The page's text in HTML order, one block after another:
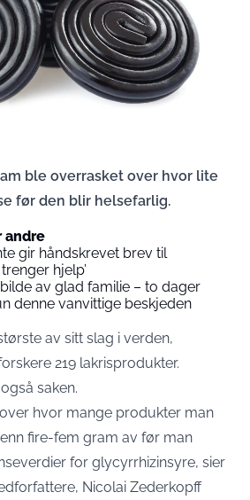
ble overrasket over hvor lite
før den blir helsefarlig.
andre
gir håndskrevet brev til
hjelp’
av glad familie – to dager
denne vanvittige beskjeden
av sitt slag i verden,
219 lakrisprodukter.
saken.
hvor mange produkter man
fire-fem gram av før man
for glycyrrhizinsyre, sier
Nicolai Zederkopff